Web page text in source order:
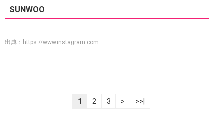
SUNWOO
出典： https://www.instagram.com
1 2 3 > >>|